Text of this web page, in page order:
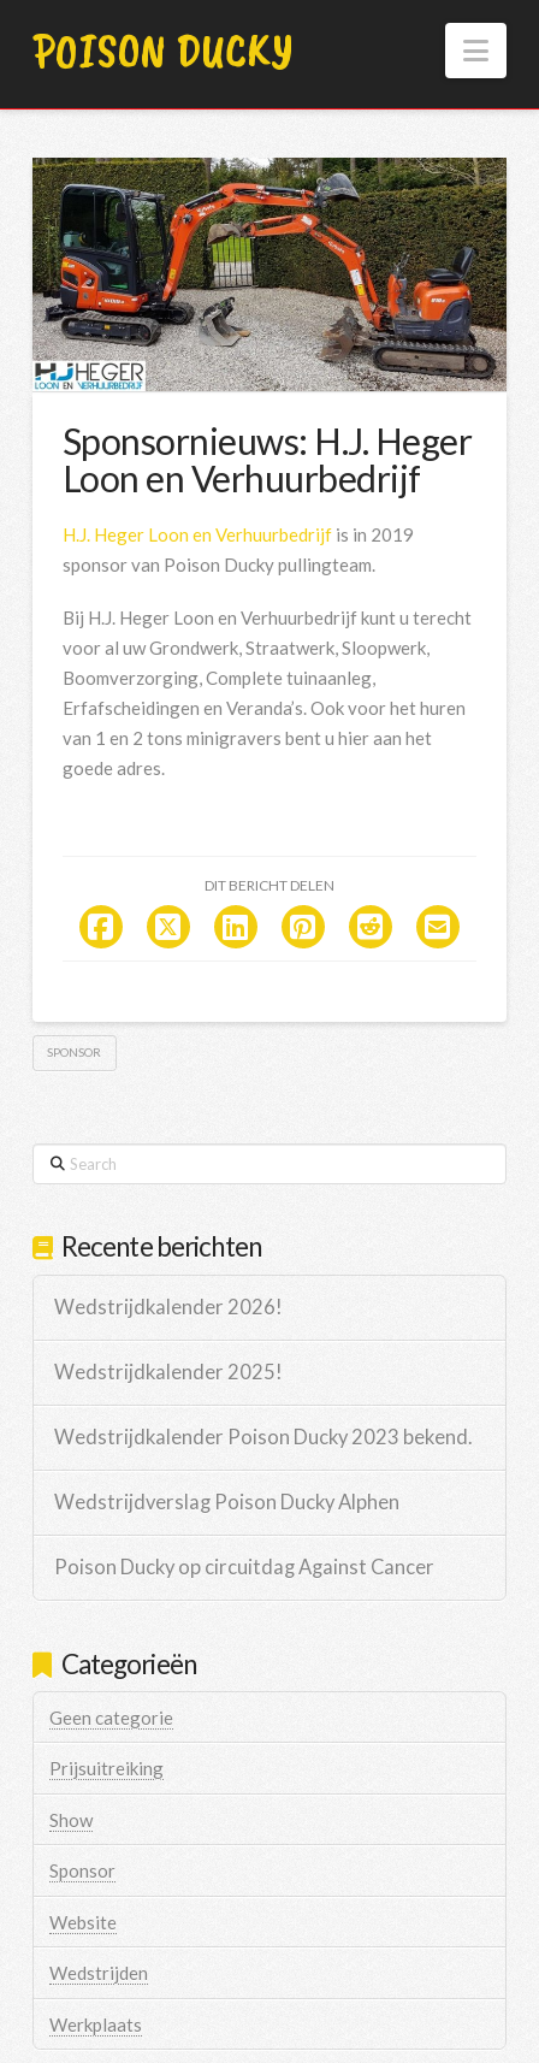
POISON DUCKY
Sponsornieuws: H.J. Heger
Loon en Verhuurbedrijf
H.J. Heger Loon en Verhuurbedrijfis in 2019
sponsor van Poison Ducky pullingteam.
Bij H.J. Heger Loon en Verhuurbedrijf kunt u terecht
voor al uw Grondwerk, Straatwerk, Sloopwerk,
Boomverzorging, Complete tuinaanleg,
Erfafscheidingen en Veranda’s. Ook voor het huren
van 1 en 2 tons minigravers bent u hier aan het
goede adres.
DIT BERICHT DELEN
SPONSOR
Search
Recente berichten
Wedstrijdkalender 2026!
Wedstrijdkalender 2025!
Wedstrijdkalender Poison Ducky 2023 bekend.
Wedstrijdverslag Poison Ducky Alphen
Poison Ducky op circuitdag Against Cancer
Categorieën
Geen categorie
Prijsuitreiking
Show
Sponsor
Website
Wedstrijden
Werkplaats